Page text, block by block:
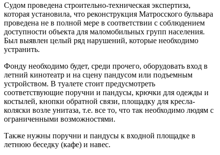
Судом проведена строительно-техническая экспертиза,
которая установила, что реконструкция Матросского бульвара
проведена не в полной мере в соответствии с соблюдением
доступности объекта для маломобильных групп населения.
Был выявлен целый ряд нарушений, которые необходимо
устранить.
Фонду необходимо будет, среди прочего, оборудовать вход в
летний кинотеатр и на сцену пандусом или подъемным
устройством. В туалете стоит предусмотреть
соответствующие поручни и пандусы, крючки для одежды и
костылей, кнопки обратной связи, площадку для кресла-
коляски возле унитаза, т.е. все то, что так необходимо людям с
ограниченными возможностями.
Также нужны поручни и пандусы к входной площадке в
летнюю беседку (кафе) и навес.